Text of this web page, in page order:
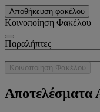
Αποθήκευση φακέλου
Κοινοποίηση Φακέλου
Παραλήπτες
Κοινοποίηση Φακέλου
Αποτελέσματα